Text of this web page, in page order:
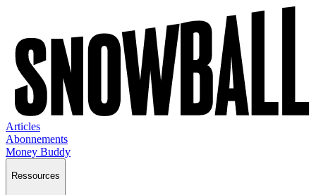
Articles
Abonnements
Money Buddy
Ressources